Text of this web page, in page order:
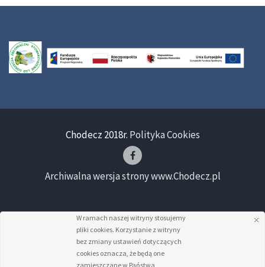
Chodecz 2018r. Polityka Cookies
Archiwalna wersja strony www.Chodecz.pl
W ramach naszej witryny stosujemy
pliki cookies. Korzystanie z witryny
bez zmiany ustawień dotyczących
cookies oznacza, że będą one
zamieszczane w Państwa